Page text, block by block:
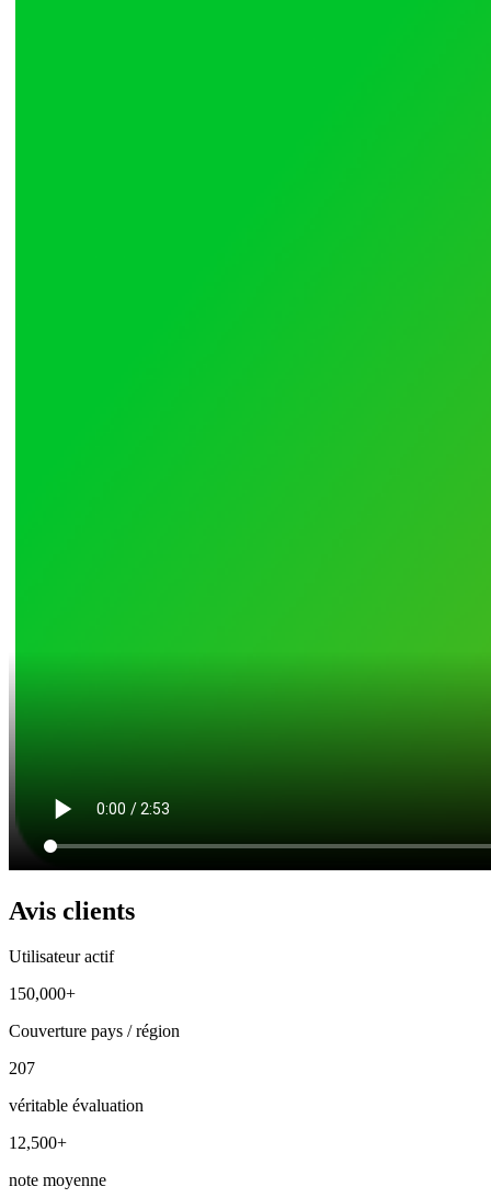
Avis clients
Utilisateur actif
150,000+
Couverture pays / région
207
véritable évaluation
12,500+
note moyenne